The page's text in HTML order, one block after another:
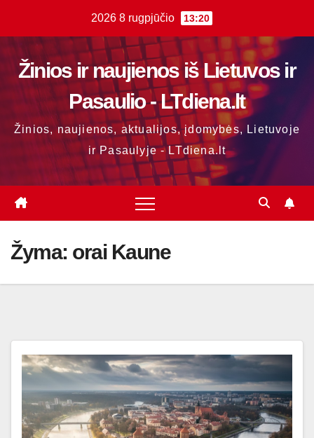
content
2026 8 rugpjūčio 13:20
Žinios ir naujienos iš Lietuvos ir
Pasaulio - LTdiena.lt
Žinios, naujienos, aktualijos, įdomybės, Lietuvoje
ir Pasaulyje - LTdiena.lt
Žyma: orai Kaune